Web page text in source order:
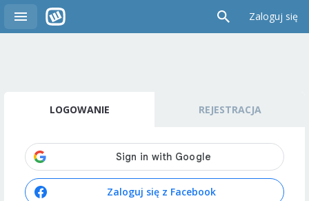
Zaloguj się
LOGOWANIE REJESTRACJA
Zaloguj się z Facebook